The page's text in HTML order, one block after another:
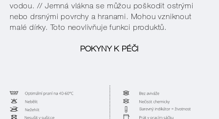
vodou. // Jemná vlákna se můžou poškodit ostrými
nebo drsnými povrchy a hranami. Mohou vzniknout
malé dírky. Toto neovlivňuje funkci produktů.
POKYNY K PÉČI